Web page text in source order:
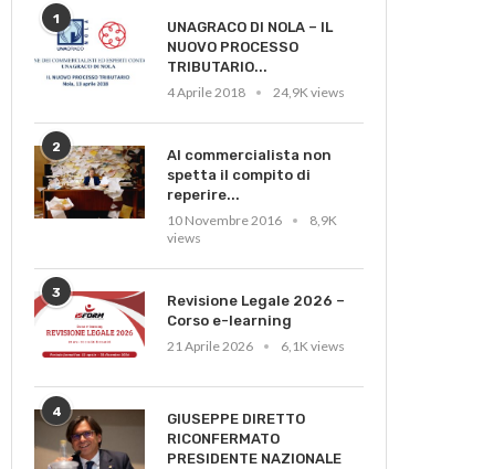
1
UNAGRACO DI NOLA – IL
NUOVO PROCESSO
TRIBUTARIO...
4 Aprile 2018
24,9K views
2
Al commercialista non
spetta il compito di
reperire...
10 Novembre 2016
8,9K
views
3
Revisione Legale 2026 –
Corso e-learning
21 Aprile 2026
6,1K views
4
GIUSEPPE DIRETTO
RICONFERMATO
PRESIDENTE NAZIONALE